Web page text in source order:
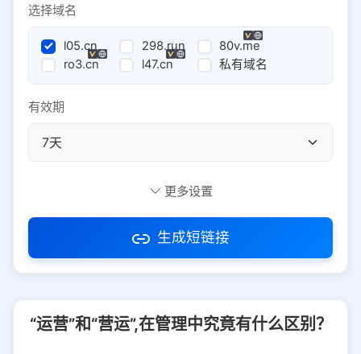
选择域名
l05.cn 298.run
80v.me
ro3.cn
l47.cn 私有域名
有效期
访问密码
更多设置
生成短链接
“运营”和“营运”,在管理中究竟有什么区别？